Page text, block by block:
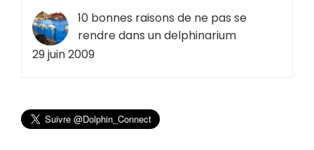
10 bonnes raisons de ne pas se
rendre dans un delphinarium
29 juin 2009